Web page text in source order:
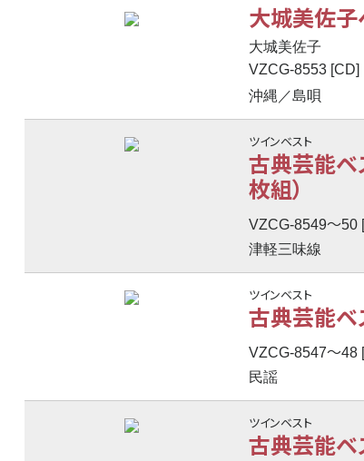
大城美佐子
大城美佐子
VZCG-8553 [CD]
沖縄／島唄
ツインベスト
古典芸能ベ
枚組）
VZCG-8549〜50
津軽三味線
ツインベスト
古典芸能ベ
VZCG-8547〜48
民謡
ツインベスト
古典芸能ベ